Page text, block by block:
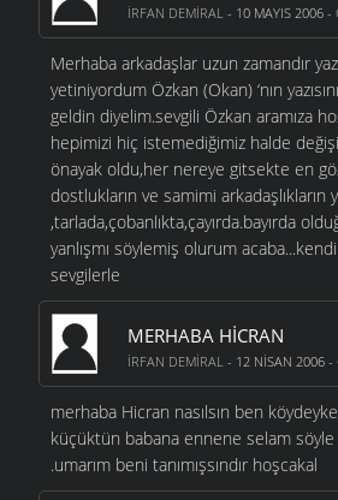
İRFAN DEMIRAL - 10 MAYIS 2006 -
Merhaba arkadaşlar uzun zamandır
yetiniyordum Özkan (Okan) ‘nın
geldin diyelim.sevgili Özkan aramıza
hepimizi hiç istemediğimiz halde
önayak oldu,her nereye gitsekte en
dostlukların ve samimi arkadaşlıkların
,tarlada,çobanlıkta,çayırda.bayırda
yanlışmı söylemiş olurum
sevgilerle
MERHABA HICRAN
İRFAN DEMIRAL - 12 NISAN 2006 -
merhaba Hicran nasılsın ben
küçüktün babana ennene selam
.umarım beni tanımışsındır hoşcakal